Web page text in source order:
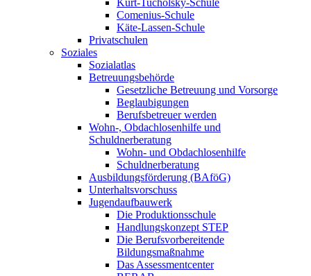
Kurt-Tucholsky-Schule
Comenius-Schule
Käte-Lassen-Schule
Privatschulen
Soziales
Sozialatlas
Betreuungsbehörde
Gesetzliche Betreuung und Vorsorge
Beglaubigungen
Berufsbetreuer werden
Wohn-, Obdachlosenhilfe und
Schuldnerberatung
Wohn- und Obdachlosenhilfe
Schuldnerberatung
Ausbildungsförderung (BAföG)
Unterhaltsvorschuss
Jugendaufbauwerk
Die Produktionsschule
Handlungskonzept STEP
Die Berufsvorbereitende
Bildungsmaßnahme
Das Assessmentcenter